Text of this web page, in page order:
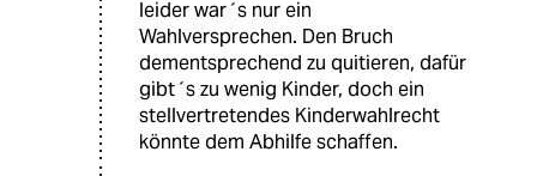
leider war´s nur ein
Wahlversprechen. Den Bruch
dementsprechend zu quitieren, dafür
gibt´s zu wenig Kinder, doch ein
stellvertretendes Kinderwahlrecht
könnte dem Abhilfe schaffen.